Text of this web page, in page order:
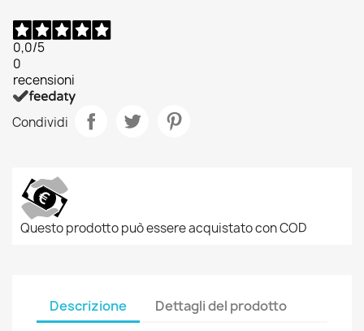
0,0/5
0
recensioni
Condividi
Questo prodotto può essere acquistato con COD
Descrizione Dettagli del prodotto